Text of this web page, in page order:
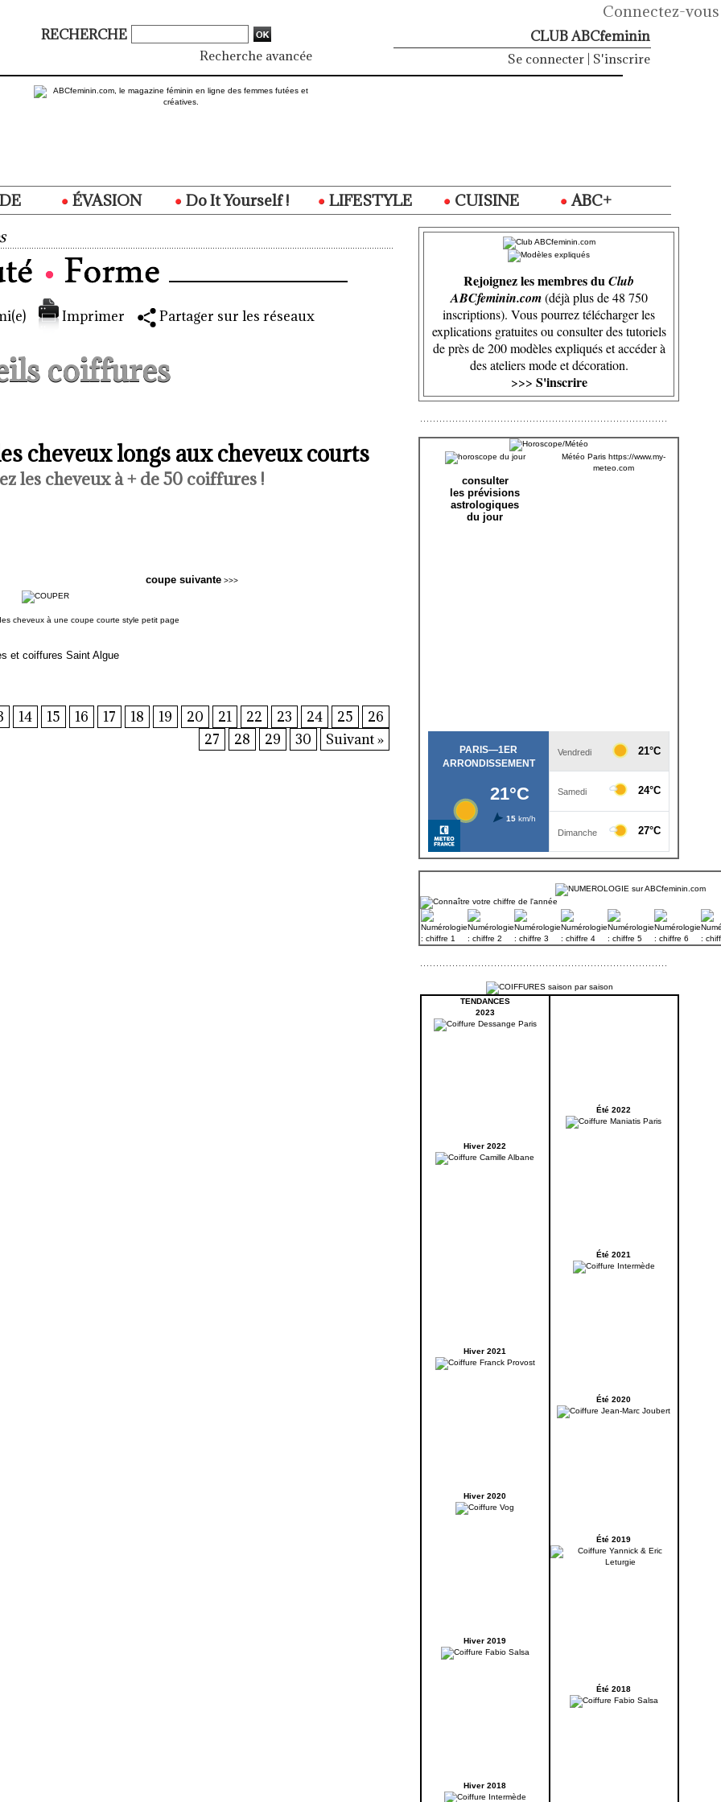
Connectez-vous
RECHERCHE
Recherche avancée
CLUB ABCfeminin
Se connecter S'inscrire
ÉVASION Do It Yourself ! LIFESTYLE CUISINE
ABC+
Imprimer Partager sur les réseaux
coiffures
cheveux longs aux cheveux courts
les cheveux à + de 50 coiffures !
coupe suivante>>>
et coiffures Saint Algue
14 15 16 17 18 19 20 21 22 23 24 25
26
27
28 29 30 Suivant »
Rejoignez les membres duClub
ABCfeminin.com(déjà plus de 48 750
inscriptions). Vous pourrez télécharger les
explications gratuites ou consulter des tutoriels
de près de 200 modèles expliqués et accéder à
des ateliers mode et décoration.
>>> S'inscrire
consulter
les prévisions
astrologiques
du jour
Météo Paris https://www.my-
meteo.com
TENDANCES
2023
Hiver 2022
Hiver 2021
Hiver 2020
Hiver 2019
Hiver 2018
Été 2022
Été 2021
Été 2020
Été 2019
Été 2018